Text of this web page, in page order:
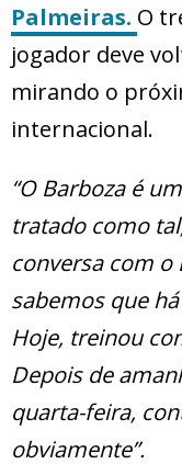
Palmeiras. O
jogador deve
mirando o
internacional.
“O Barboza é
tratado como
conversa com o
sabemos que
Hoje, treinou
Depois de
quarta-feira,
obviamente”.